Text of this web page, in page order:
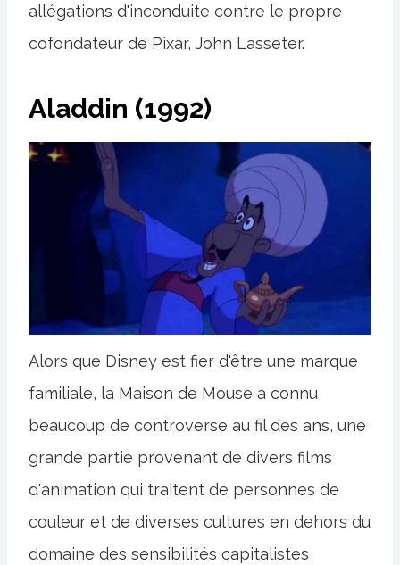
allégations d'inconduite contre le propre
cofondateur de Pixar, John Lasseter.
Aladdin (1992)
Alors que Disney est fier d'être une marque
familiale, la Maison de Mouse a connu
beaucoup de controverse au fil des ans, une
grande partie provenant de divers films
d'animation qui traitent de personnes de
couleur et de diverses cultures en dehors du
domaine des sensibilités capitalistes